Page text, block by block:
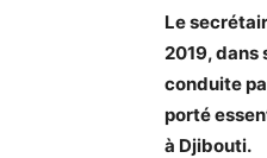
Le
2019, dans
conduite
porté
à Djibouti.